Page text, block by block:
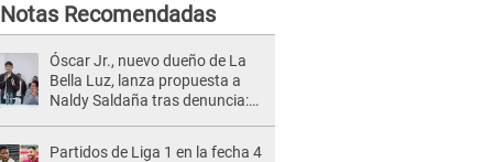
Notas Recomendadas
Óscar Jr., nuevo dueño de La
Bella Luz, lanza propuesta a
Naldy Saldaña tras denuncia:
Partidos de Liga 1 en la fecha 4